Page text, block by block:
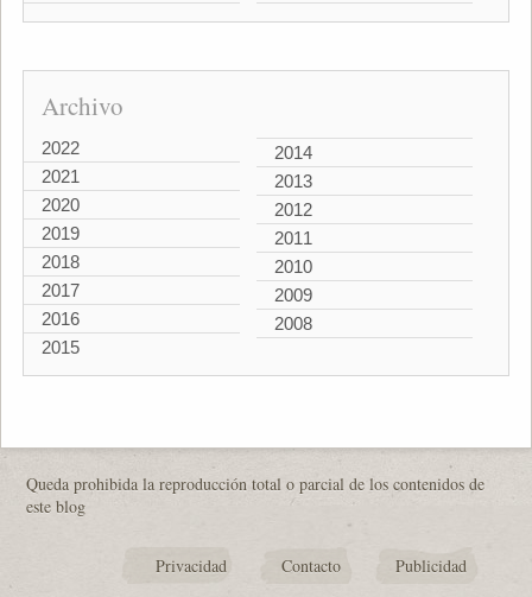
Archivo
2022
2021
2020
2019
2018
2017
2016
2015
2014
2013
2012
2011
2010
2009
2008
Queda prohibida la reproducción total o parcial de los contenidos de
este blog
Privacidad Contacto Publicidad